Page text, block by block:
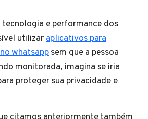
tecnologia e performance dos
utilizaraplicativos para
whatsapp sem que a pessoa
monitorada, imagina se iria
proteger sua privacidade e